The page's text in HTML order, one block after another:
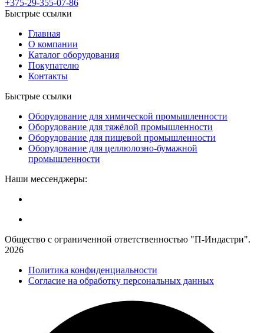
+375-29-355-07-86
Быстрые ссылки
Главная
О компании
Каталог оборудования
Покупателю
Контакты
Быстрые ссылки
Оборудование для химической промышленности
Оборудование для тяжёлой промышленности
Оборудование для пищевой промышленности
Оборудование для целлюлозно-бумажной
промышленности
Наши мессенджеры:
Общество с ограниченной ответственностью "П-Индастри".
2026
Политика конфиденциальности
Согласие на обработку персональных данных